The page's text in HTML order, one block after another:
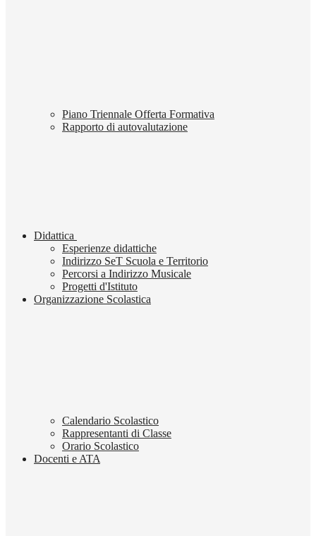
Piano Triennale Offerta Formativa
Rapporto di autovalutazione
Didattica
Esperienze didattiche
Indirizzo SeT Scuola e Territorio
Percorsi a Indirizzo Musicale
Progetti d'Istituto
Organizzazione Scolastica
Calendario Scolastico
Rappresentanti di Classe
Orario Scolastico
Docenti e ATA